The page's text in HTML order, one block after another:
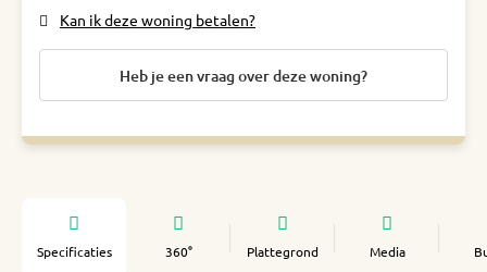
Kan ik deze woning betalen?
Heb je een vraag over deze woning?
Specificaties 360° Plattegrond Media